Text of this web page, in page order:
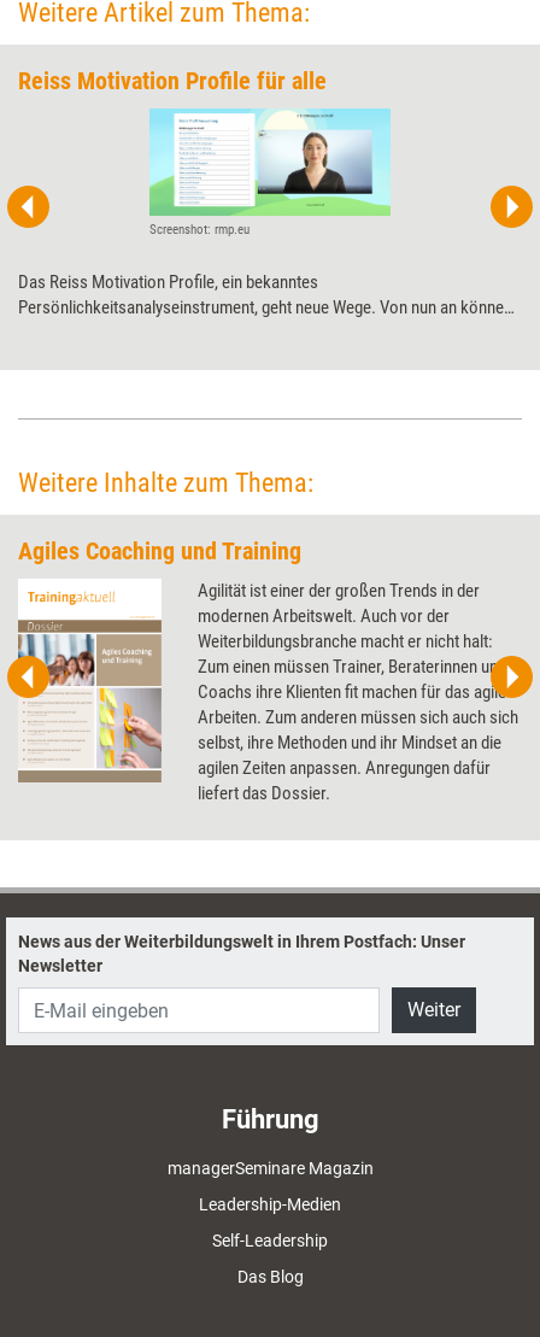
Weitere Artikel zum Thema:
Reiss Motivation Profile für alle
Screenshot: rmp.eu
Das Reiss Motivation Profile, ein bekanntes
Persönlichkeitsanalyseinstrument, geht neue Wege. Von nun an können
Weitere Inhalte zum Thema:
Agiles Coaching und Training
Agilität ist einer der großen Trends in der
modernen Arbeitswelt. Auch vor der
Weiterbildungsbranche macht er nicht halt:
Zum einen müssen Trainer, Beraterinnen und
Coachs ihre Klienten fit machen für das agile
Arbeiten. Zum anderen müssen sich auch sich
selbst, ihre Methoden und ihr Mindset an die
agilen Zeiten anpassen. Anregungen dafür
liefert das Dossier.
News aus der Weiterbildungswelt in Ihrem Postfach: Unser
Newsletter
Weiter
Führung
managerSeminare Magazin
Leadership-Medien
Self-Leadership
Das Blog